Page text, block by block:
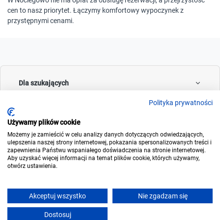
cen to nasz priorytet. Łączymy komfortowy wypoczynek z
przystępnymi cenami.
Dla szukających
Dla wynajmujących
© 2006-2026Noclegowo.pl
Polityka prywatności
Używamy plików cookie
Możemy je zamieścić w celu analizy danych dotyczących odwiedzających,
ulepszenia naszej strony internetowej, pokazania spersonalizowanych treści i
zapewnienia Państwu wspaniałego doświadczenia na stronie internetowej.
Aby uzyskać więcej informacji na temat plików cookie, których używamy,
otwórz ustawienia.
Akceptuj wszystko Nie zgadzam się
Dostosuj